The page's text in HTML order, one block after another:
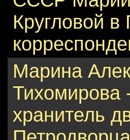
Кругловой в
Марина
Тихомирова
хранитель